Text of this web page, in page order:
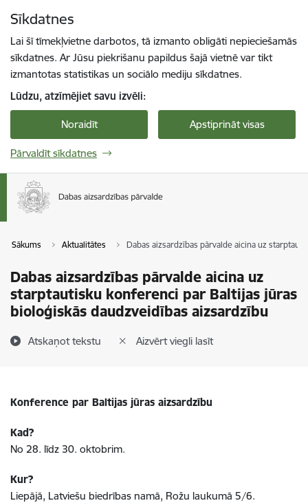
Sīkdatnes
Lai šī tīmekļvietne darbotos, tā izmanto obligāti nepieciešamās
sīkdatnes. Ar Jūsu piekrišanu papildus šajā vietnē var tikt
izmantotas statistikas un sociālo mediju sīkdatnes.
Lūdzu, atzīmējiet savu izvēli:
Noraidīt Apstiprināt visas
Pārvaldīt sīkdatnes
Sākums Aktualitātes Dabas aizsardzības pārvalde aicina uz
Dabas aizsardzības pārvalde aicina uz
starptautisku konferenci par Baltijas jūras
bioloģiskās daudzveidības aizsardzību
Atskaņot tekstu Aizvērt viegli lasīt
Konference par Baltijas jūras aizsardzību
Kad?
No 28. līdz 30. oktobrim.
Kur?
Liepājā, Latviešu biedrības namā, Rožu laukumā 5/6.